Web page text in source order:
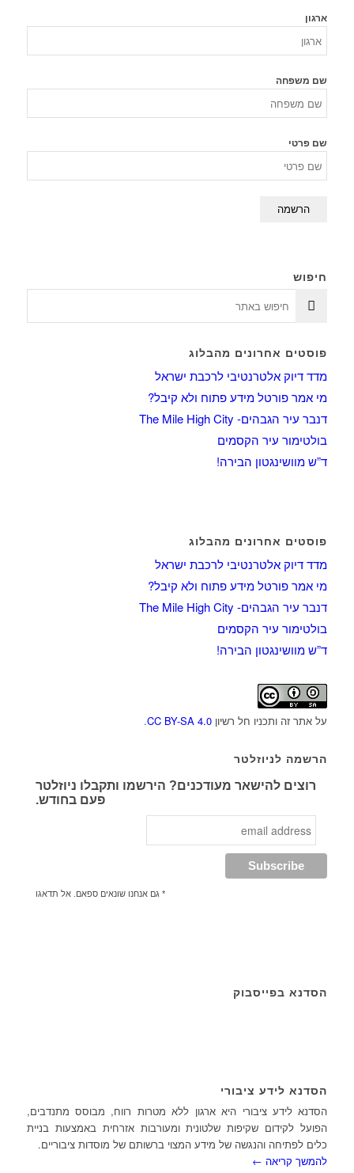
ארגון
שם משפחה
שם פרטי
חיפוש
פוסטים אחרונים מהבלוג
מדד דיוק אלטרנטיבי לרכבת ישראל
מי אמר פורטל מידע פתוח ולא קיבל?
דנבר עיר הגבהים- The Mile High City
בולטימור עיר הקסמים
ד”ש מוושינגטון הבירה!
פוסטים אחרונים מהבלוג
מדד דיוק אלטרנטיבי לרכבת ישראל
מי אמר פורטל מידע פתוח ולא קיבל?
דנבר עיר הגבהים- The Mile High City
בולטימור עיר הקסמים
ד”ש מוושינגטון הבירה!
על אתר זה ותכניו חל רשיון CC BY-SA 4.0
.
הרשמה לניוזלטר
רוצים להישאר מעודכנים? הירשמו ותקבלו ניוזלטר
פעם בחודש.
* גם אנחנו שונאים ספאם. אל תדאגו
הסדנא בפייסבוק
הסדנא לידע ציבורי
הסדנא לידע ציבורי היא ארגון ללא מטרות רווח, מבוסס מתנדבים,
הפועל לקידום שקיפות שלטונית ומעורבות אזרחית באמצעות בניית
כלים לפתיחה והנגשה של מידע המצוי ברשותם של מוסדות ציבוריים.
להמשך קריאה ←